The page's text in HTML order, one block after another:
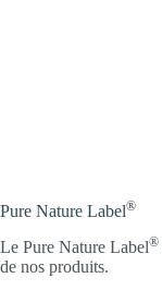
Pure Nature Label®
Le Pure Nature Label®
de nos produits.